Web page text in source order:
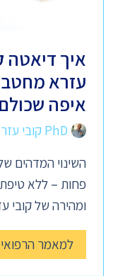
איך דיאטה
עזרא
איפה
PhD קובי עזרא יעקב
פחות – ללא
ומהירה של קובי
למאמר